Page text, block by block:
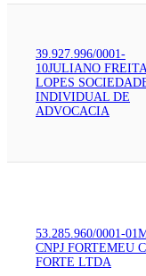
39.927.996/0001-
10JULIANO
LOPES
INDIVIDUAL DE
ADVOCACIA
53.285.960/0001-01
CNPJ FORTEMEU
FORTE LTDA